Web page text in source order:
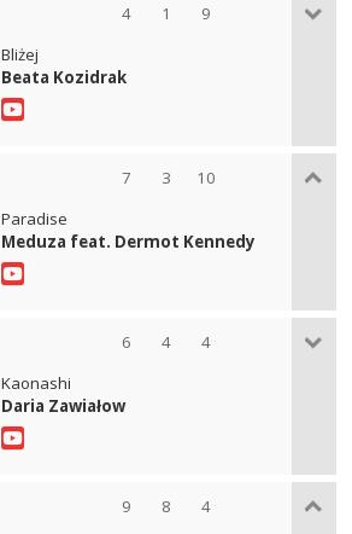
4 1 9
Bliżej
Beata Kozidrak
7 3 10
Paradise
Meduza feat. Dermot Kennedy
6 4 4
Kaonashi
Daria Zawiałow
9 8 4